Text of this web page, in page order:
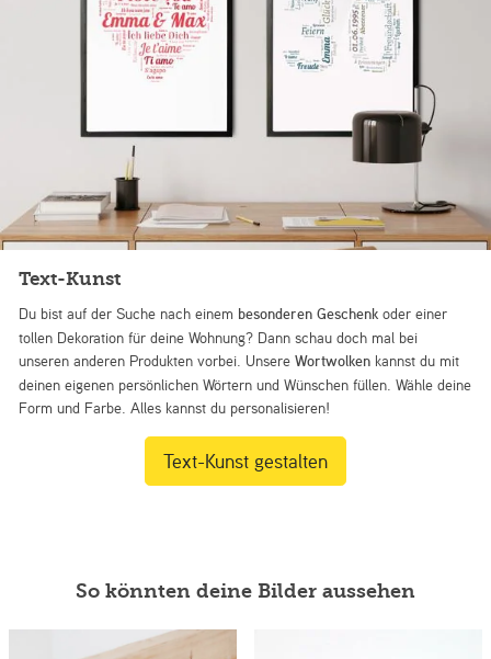
Text-Kunst
Du bist auf der Suche nach einem besonderen Geschenk oder einer
tollen Dekoration für deine Wohnung? Dann schau doch mal bei
unseren anderen Produkten vorbei. UnsereWortwolken kannst du mit
deinen eigenen persönlichen Wörtern und Wünschen füllen. Wähle deine
Form und Farbe. Alles kannst du personalisieren!
Text-Kunst gestalten
So könnten deine Bilder aussehen